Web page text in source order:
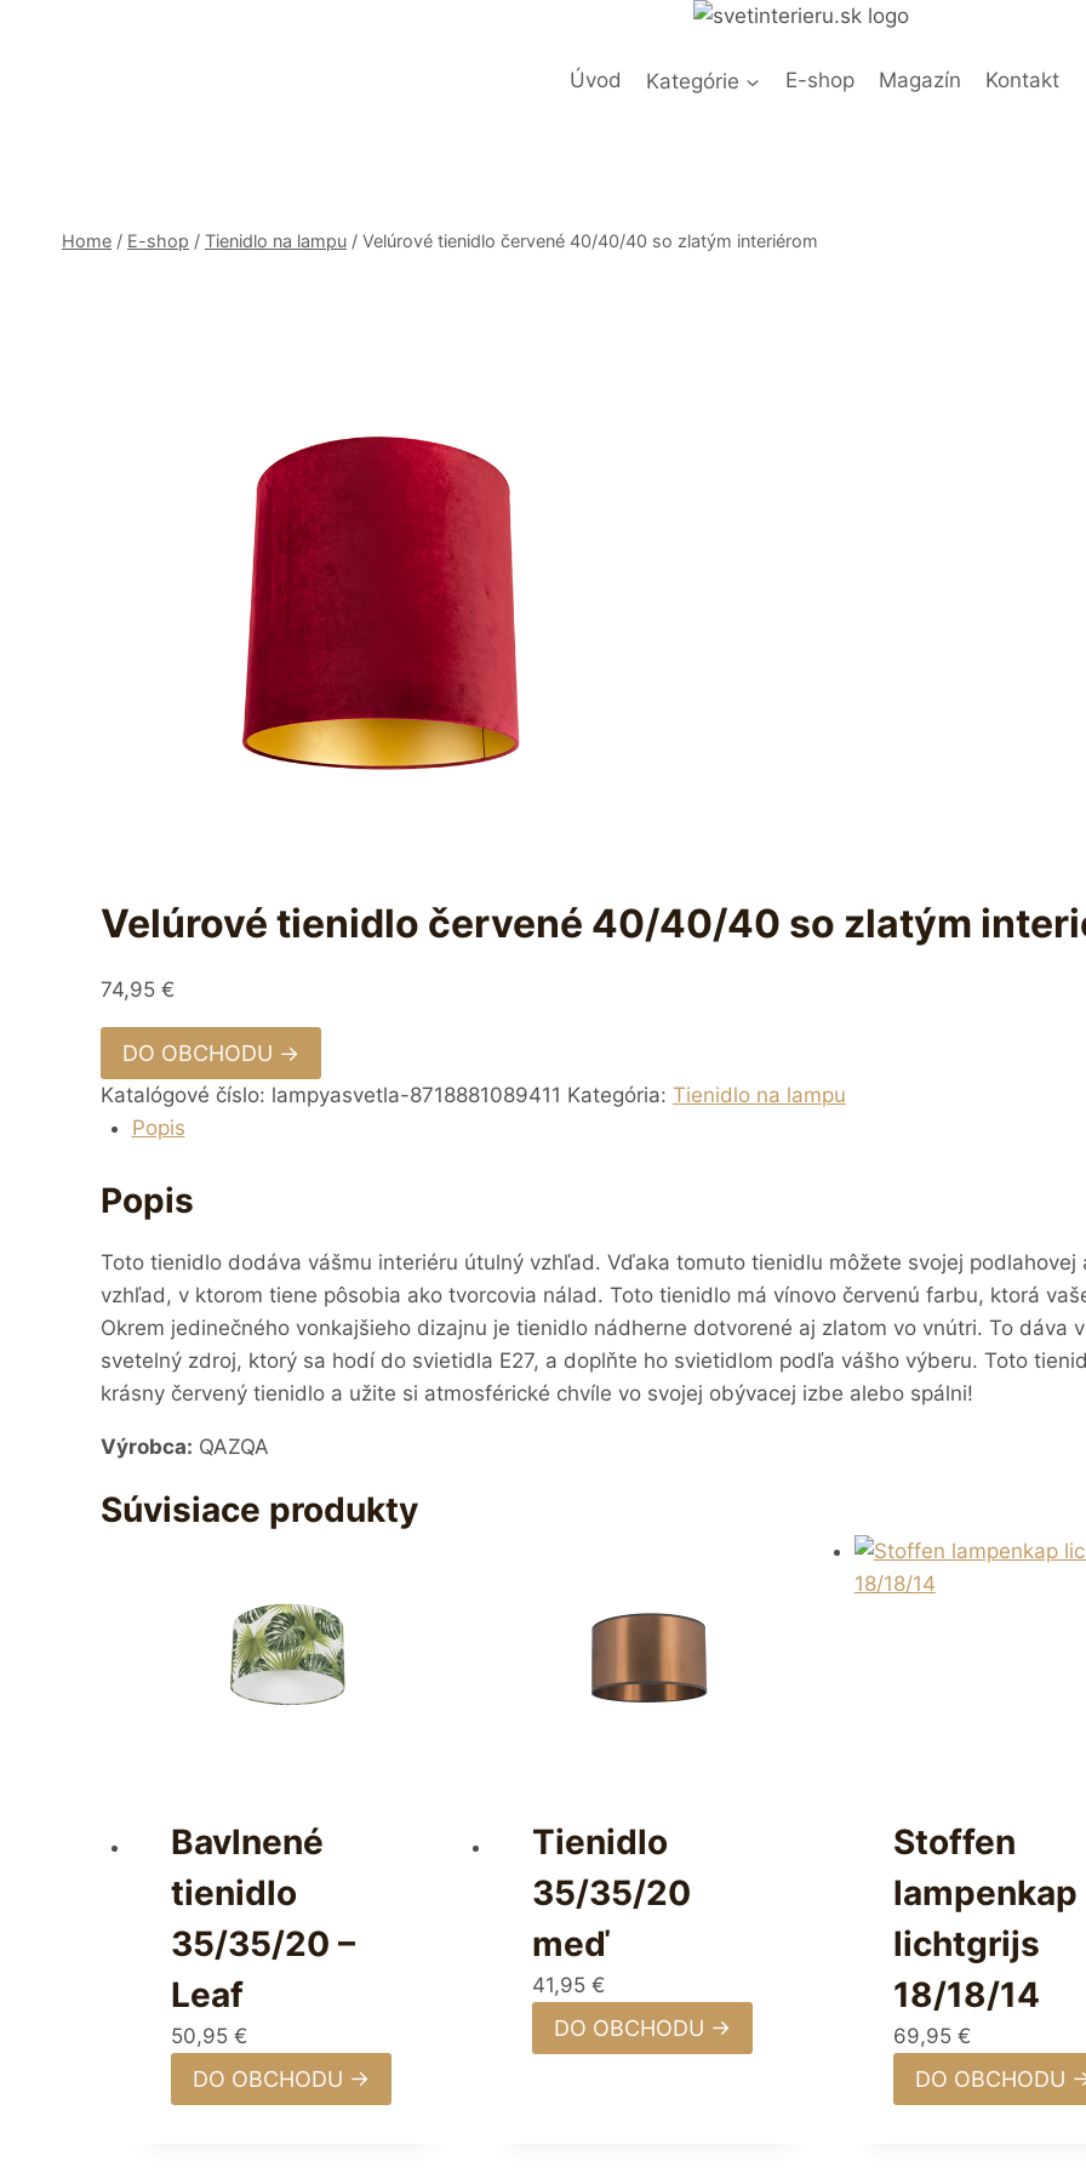
Úvod Kategórie E-shop Magazín Kontakt
Home / E-shop / Tienidlo na lampu / Velúrové tienidlo červené 40/40/40 so zlatým interiérom
Velúrové tienidlo červené 40/40/40 so zlatým
74,95 €
DO OBCHODU →
Katalógové číslo: lampyasvetla-8718881089411 Kategória: Tienidlo na lampu
Popis
Popis
Toto tienidlo dodáva vášmu interiéru útulný vzhľad. Vďaka tomuto tienidlu môžete svojej
vzhľad, v ktorom tiene pôsobia ako tvorcovia nálad. Toto tienidlo má vínovo červenú farbu, ktorá
Okrem jedinečného vonkajšieho dizajnu je tienidlo nádherne dotvorené aj zlatom vo vnútri. To dáva
svetelný zdroj, ktorý sa hodí do svietidla E27, a doplňte ho svietidlom podľa vášho výberu. Toto
krásny červený tienidlo a užite si atmosférické chvíle vo svojej obývacej izbe alebo spálni!
Výrobca: QAZQA
Súvisiace produkty
Bavlnené
tienidlo
35/35/20 –
Leaf
50,95 €
DO OBCHODU →
Tienidlo
35/35/20
meď
41,95 €
DO OBCHODU →
Stoffen
lampenkap
lichtgrijs
18/18/14
69,95 €
DO OBCHODU